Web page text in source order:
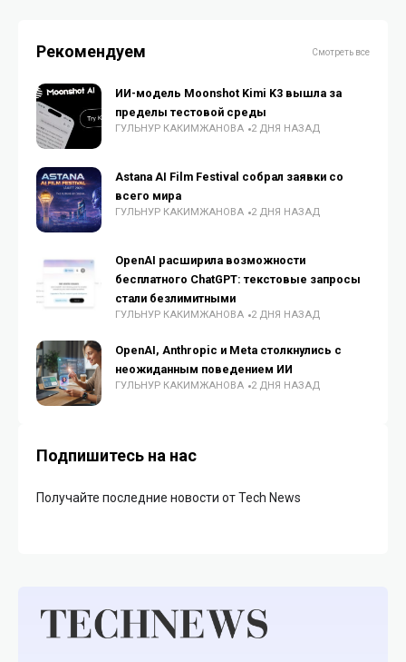
Рекомендуем Смотреть все
ИИ-модель Moonshot Kimi K3 вышла за
пределы тестовой среды
ГУЛЬНУР КАКИМЖАНОВА 2 ДНЯ НАЗАД
Astana AI Film Festival собрал заявки со
всего мира
ГУЛЬНУР КАКИМЖАНОВА 2 ДНЯ НАЗАД
OpenAI расширила возможности
бесплатного ChatGPT: текстовые запросы
стали безлимитными
ГУЛЬНУР КАКИМЖАНОВА 2 ДНЯ НАЗАД
OpenAI, Anthropic и Meta столкнулись с
неожиданным поведением ИИ
ГУЛЬНУР КАКИМЖАНОВА 2 ДНЯ НАЗАД
Подпишитесь на нас
Получайте последние новости от Tech News